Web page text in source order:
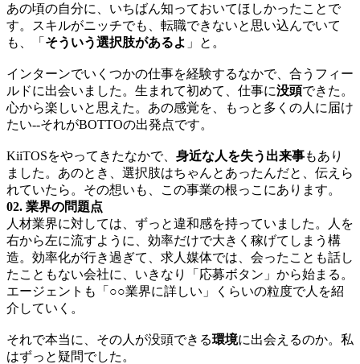
あの頃の自分に、いちばん知っておいてほしかったことで
す。スキルがニッチでも、転職できないと思い込んでいて
も、「 そういう選択肢があるよ 」と。
インターンでいくつかの仕事を経験するなかで、合うフィー
ルドに出会いました。生まれて初めて、仕事に没頭できた。
心から楽しいと思えた。あの感覚を、もっと多くの人に届け
たい--それがBOTTOの出発点です。
KiiTOSをやってきたなかで、 身近な人を失う出来事もあり
ました。あのとき、選択肢はちゃんとあったんだと、伝えら
れていたら。その想いも、この事業の根っこにあります。
02. 業界の問題点
人材業界に対しては、ずっと違和感を持っていました。人を
右から左に流すように、効率だけで大きく稼げてしまう構
造。効率化が行き過ぎて、求人媒体では、会ったことも話し
たこともない会社に、いきなり「応募ボタン」から始まる。
エージェントも「○○業界に詳しい」くらいの粒度で人を紹
介していく。
それで本当に、その人が没頭できる環境に出会えるのか。私
はずっと疑問でした。